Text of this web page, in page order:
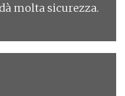
molta sicurezza.